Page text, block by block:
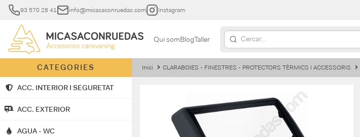
93 570 28 41 info@micasaconruedas.com Instagram
Qui somBlogTaller
CATEGORIES
ACC. INTERIOR I SEGURETAT
ACC. EXTERIOR
AGUA - WC
Inici CLARABOIES - FINESTRES - PROTECTORS TÈRMICS I ACCESSORIS